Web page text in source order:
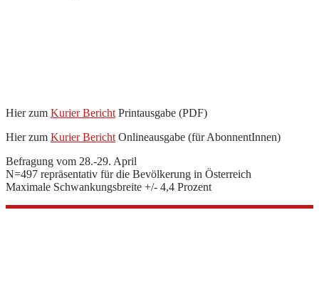
Hier zum Kurier Bericht Printausgabe (PDF)
Hier zum Kurier Bericht Onlineausgabe (für AbonnentInnen)
Befragung vom 28.-29. April
N=497 repräsentativ für die Bevölkerung in Österreich
Maximale Schwankungsbreite +/- 4,4 Prozent